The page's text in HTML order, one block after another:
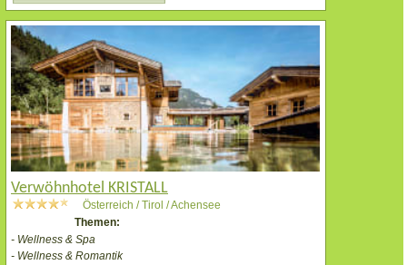
Verwöhnhotel KRISTALL
Österreich / Tirol / Achensee
Themen:
- Wellness & Spa
- Wellness & Romantik